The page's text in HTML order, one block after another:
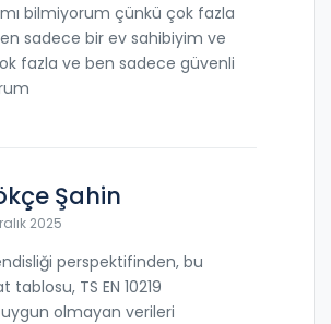
bilmiyorum çünkü çok fazla
sadece bir ev sahibiyim ve
fazla ve ben sadece güvenli
Şahin
2025
perspektifinden, bu
TS EN 10219
olmayan verileri